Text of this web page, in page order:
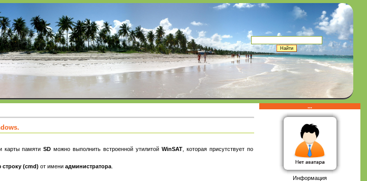
карты памятиSD можно выполнить встроенной утилитойWinSAT , которая присутствует по
(cmd) от имени администратора
...
Информация